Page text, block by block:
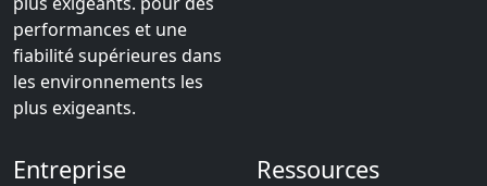
performances et une
fiabilité supérieures dans
les environnements les
plus exigeants.
Entreprise Ressources